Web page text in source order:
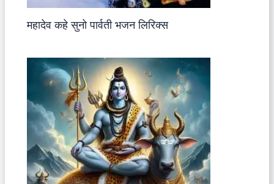
महादेव कहे सुनो पार्वती भजन लिरिक्स